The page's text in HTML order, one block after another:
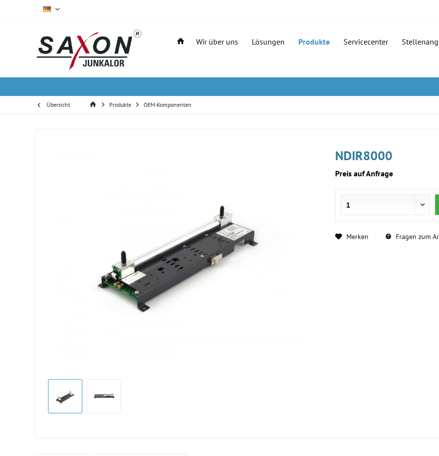
Wir über uns Lösungen Produkte Servicecenter
Übersicht Produkte OEM-Komponenten
NDIR8000
Preis auf Anfrage
Merken Fragen zum